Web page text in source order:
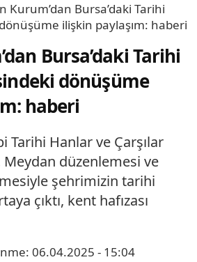
Kurum’dan Bursa’daki Tarihi
ilişkin paylaşım: haberi
Bursa’daki Tarihi
dönüşüme
haberi
Tarihi Hanlar ve Çarşılar
Meydan düzenlemesi ve
şehrimizin tarihi
çıktı, kent hafızası
06.04.2025 - 15:04